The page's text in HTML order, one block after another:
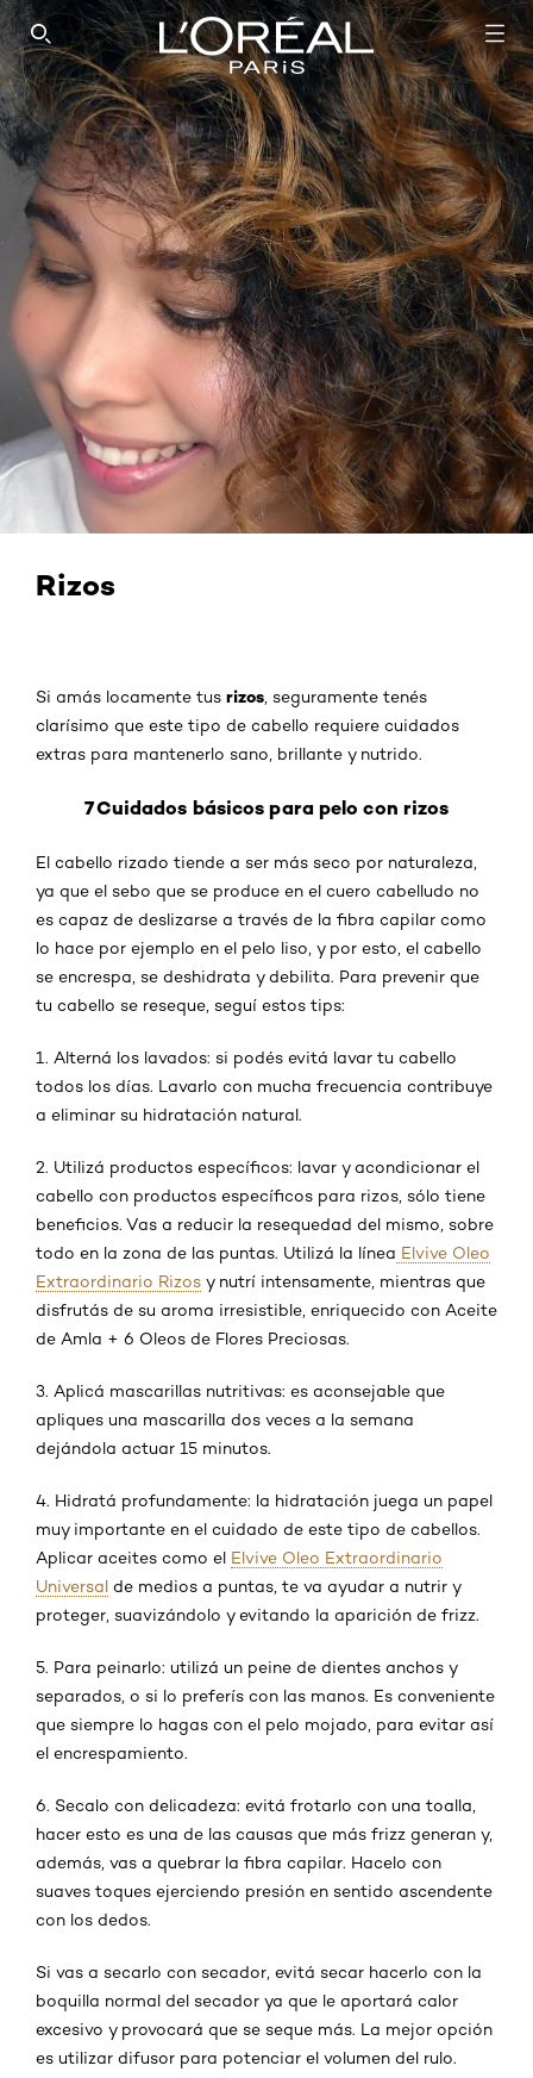
SEARCH THIS SITE
Rizos
Si amás locamente tus rizos , seguramente tenés
clarísimo que este tipo de cabello requiere cuidados
extras para mantenerlo sano, brillante y nutrido.
7 Cuidados básicos para pelo con rizos
El cabello rizado tiende a ser más seco por naturaleza,
ya que el sebo que se produce en el cuero cabelludo no
es capaz de deslizarse a través de la fibra capilar como
lo hace por ejemplo en el pelo liso, y por esto, el cabello
se encrespa, se deshidrata y debilita. Para prevenir que
tu cabello se reseque, seguí estos tips:
1. Alterná los lavados: si podés evitá lavar tu cabello
todos los días. Lavarlo con mucha frecuencia contribuye
a eliminar su hidratación natural.
2. Utilizá productos específicos: lavar y acondicionar el
cabello con productos específicos para rizos, sólo tiene
beneficios. Vas a reducir la resequedad del mismo, sobre
todo en la zona de las puntas. Utilizá la línea Elvive Oleo
Extraordinario Rizos y nutrí intensamente, mientras que
disfrutás de su aroma irresistible, enriquecido con Aceite
de Amla + 6 Oleos de Flores Preciosas.
3. Aplicá mascarillas nutritivas: es aconsejable que
apliques una mascarilla dos veces a la semana
dejándola actuar 15 minutos.
4. Hidratá profundamente: la hidratación juega un papel
muy importante en el cuidado de este tipo de cabellos.
Aplicar aceites como el Elvive Oleo Extraordinario
Universal de medios a puntas, te va ayudar a nutrir y
proteger, suavizándolo y evitando la aparición de frizz.
5. Para peinarlo: utilizá un peine de dientes anchos y
separados, o si lo preferís con las manos. Es conveniente
que siempre lo hagas con el pelo mojado, para evitar así
el encrespamiento.
6. Secalo con delicadeza: evitá frotarlo con una toalla,
hacer esto es una de las causas que más frizz generan y,
además, vas a quebrar la fibra capilar. Hacelo con
suaves toques ejerciendo presión en sentido ascendente
con los dedos.
Si vas a secarlo con secador, evitá secar hacerlo con la
boquilla normal del secador ya que le aportará calor
excesivo y provocará que se seque más. La mejor opción
es utilizar difusor para potenciar el volumen del rulo.